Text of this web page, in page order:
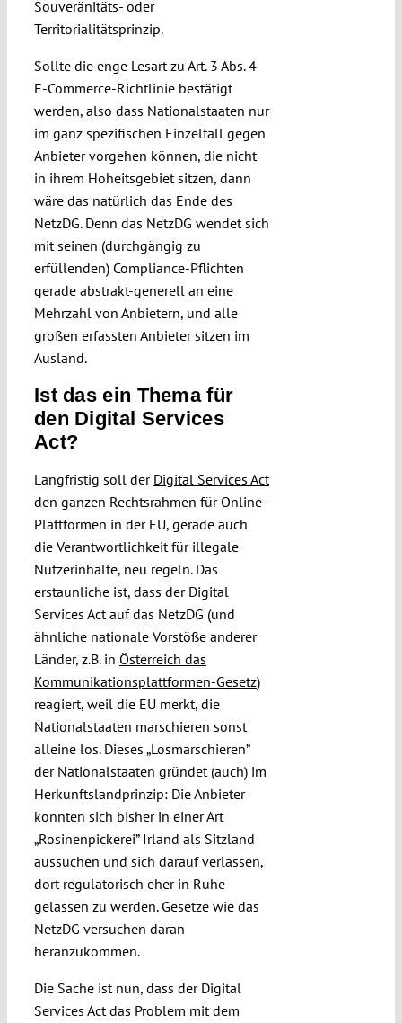
Souveränitäts- oder
Territorialitätsprinzip.
Sollte die enge Lesart zu Art. 3 Abs. 4
E-Commerce-Richtlinie bestätigt
werden, also dass Nationalstaaten nur
im ganz spezifischen Einzelfall gegen
Anbieter vorgehen können, die nicht
in ihrem Hoheitsgebiet sitzen, dann
wäre das natürlich das Ende des
NetzDG. Denn das NetzDG wendet sich
mit seinen (durchgängig zu
erfüllenden) Compliance-Pflichten
gerade abstrakt-generell an eine
Mehrzahl von Anbietern, und alle
großen erfassten Anbieter sitzen im
Ausland.
Ist das ein Thema für
den Digital Services
Act?
Langfristig soll der Digital Services Act
den ganzen Rechtsrahmen für Online-
Plattformen in der EU, gerade auch
die Verantwortlichkeit für illegale
Nutzerinhalte, neu regeln. Das
erstaunliche ist, dass der Digital
Services Act auf das NetzDG (und
ähnliche nationale Vorstöße anderer
Länder, z.B. in Österreich das
Kommunikationsplattformen-Gesetz)
reagiert, weil die EU merkt, die
Nationalstaaten marschieren sonst
alleine los. Dieses „Losmarschieren”
der Nationalstaaten gründet (auch) im
Herkunftslandprinzip: Die Anbieter
konnten sich bisher in einer Art
„Rosinenpickerei” Irland als Sitzland
aussuchen und sich darauf verlassen,
dort regulatorisch eher in Ruhe
gelassen zu werden. Gesetze wie das
NetzDG versuchen daran
heranzukommen.
Die Sache ist nun, dass der Digital
Services Act das Problem mit dem